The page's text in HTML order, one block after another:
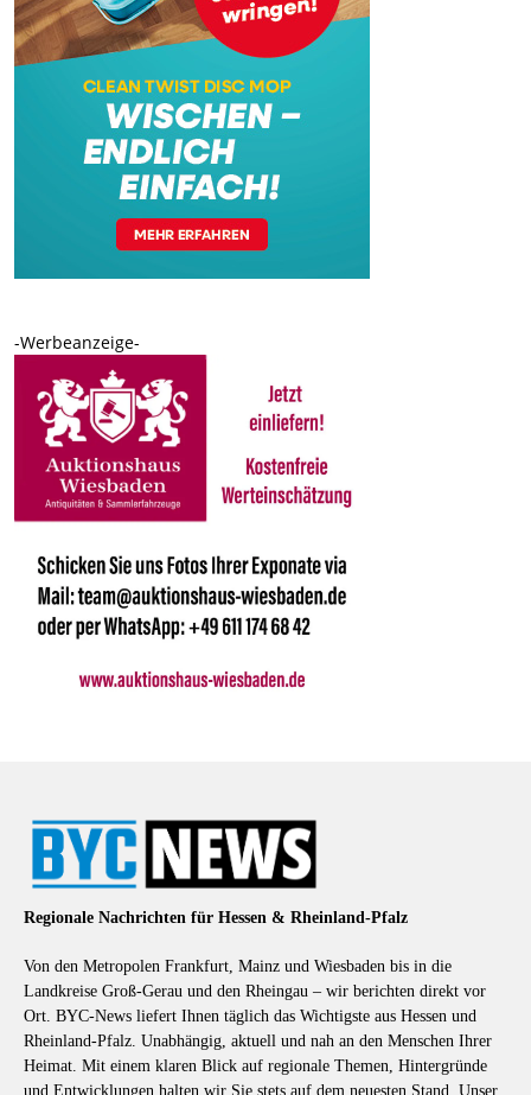
-Werbeanzeige-
Regionale Nachrichten für Hessen & Rheinland-Pfalz
Von den Metropolen Frankfurt, Mainz und Wiesbaden bis in die
Landkreise Groß-Gerau und den Rheingau – wir berichten direkt vor
Ort. BYC-News liefert Ihnen täglich das Wichtigste aus Hessen und
Rheinland-Pfalz. Unabhängig, aktuell und nah an den Menschen Ihrer
Heimat. Mit einem klaren Blick auf regionale Themen, Hintergründe
und Entwicklungen halten wir Sie stets auf dem neuesten Stand. Unser